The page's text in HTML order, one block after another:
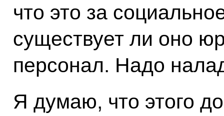
что это за
существует ли оно
персонал. Надо
Я думаю, что этого